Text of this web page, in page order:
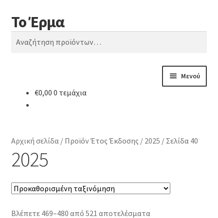
Απευθείας
μετάβαση
στην
Μετάβαση
σε
περιεχόμενο
Το Έρμα
Αναζήτηση
Αναζήτηση
Μενού
Κατηγορίες Βιβλίων
€0,00 0 τεμάχια
Αρχική σελίδα/ Προϊόν Έτος Έκδοσης / 2025 / Σελίδα 40
2025
Βλέπετε 469–480 από 521 αποτελέσματα